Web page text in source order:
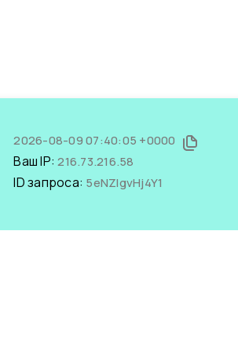
2026-08-09 07:40:05 +0000
Ваш IP:216.73.216.58
ID запроса: 5eNZIgvHj4Y1